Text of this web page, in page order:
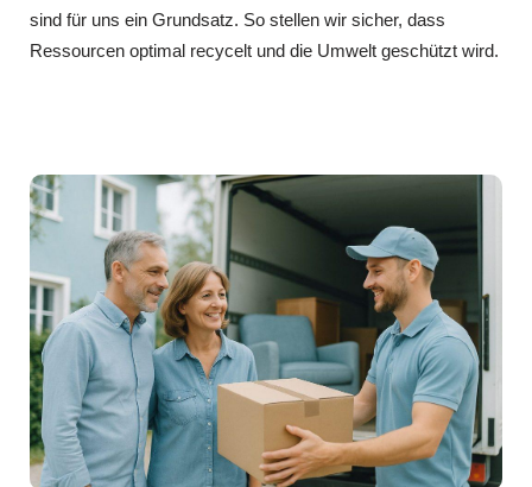
sind für uns ein Grundsatz. So stellen wir sicher, dass
Ressourcen optimal recycelt und die Umwelt geschützt wird.